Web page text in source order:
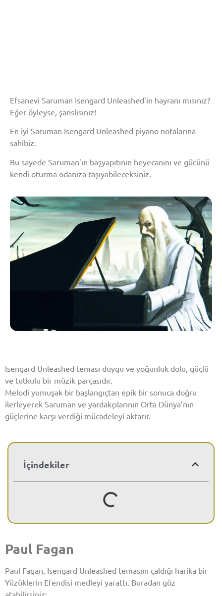
Efsanevi Saruman Isengard Unleashed’in hayranı mısınız?
Eğer öyleyse, şanslısınız!
En iyi Saruman Isengard Unleashed piyano notalarına
sahibiz.
Bu sayede Saruman’ın başyapıtının heyecanını ve gücünü
kendi oturma odanıza taşıyabileceksiniz.
Isengard Unleashed teması duygu ve yoğunluk dolu, güçlü
ve tutkulu bir müzik parçasıdır.
Melodi yumuşak bir başlangıçtan epik bir sonuca doğru
ilerleyerek Saruman ve yardakçılarının Orta Dünya’nın
güçlerine karşı verdiği mücadeleyi aktarır.
İçindekiler
Paul Fagan
Paul Fagan, Isengard Unleashed temasını çaldığı harika bir
Yüzüklerin Efendisi medleyi yarattı. Buradan göz
atabilirsiniz: